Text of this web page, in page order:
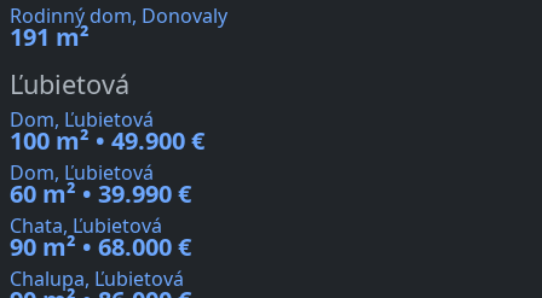
Rodinný dom, Donovaly
191 m²
Ľubietová
Dom, Ľubietová
100 m² • 49.900 €
Dom, Ľubietová
60 m² • 39.990 €
Chata, Ľubietová
90 m² • 68.000 €
Chalupa, Ľubietová